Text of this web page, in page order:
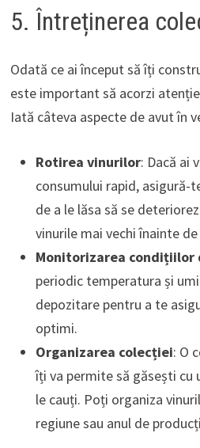
5. Întreținerea
Odată ce ai început să îți
este important să acorzi
Iată câteva aspecte de avut în
Rotirea vinurilor: Dacă ai
consumului rapid, asigură-
de a le lăsa să se
vinurile mai vechi înainte
Monitorizarea condițiilor
periodic temperatura și
depozitare pentru a te
optimi.
Organizarea colecției: O
îți va permite să găsești cu
le cauți. Poți organiza
regiune sau anul de